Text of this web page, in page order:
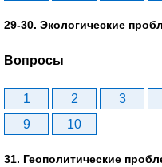
29-30. Экологические
Вопросы
1 2 3
9
10
31. Геополитические